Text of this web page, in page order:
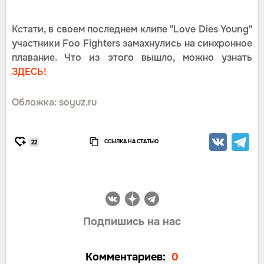
Кстати, в своем последнем клипе "Love Dies Young"
участники Foo Fighters замахнулись на синхронное
плавание. Что из этого вышло, можно узнать
ЗДЕСЬ!
Обложка: soyuz.ru
22 ССЫЛКА НА СТАТЬЮ
Подпишись на нас
Комментариев: 0